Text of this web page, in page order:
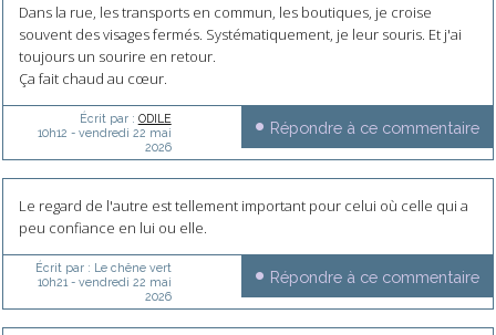
Dans la rue, les transports en commun, les boutiques, je croise
souvent des visages fermés. Systématiquement, je leur souris. Et j'ai
toujours un sourire en retour.
Ça fait chaud au cœur.
Écrit par : ODILE
10h12 - vendredi 22 mai
2026
Répondre à ce commentaire
Le regard de l'autre est tellement important pour celui où celle qui a
peu confiance en lui ou elle.
Écrit par : Le chêne vert
10h21 - vendredi 22 mai
2026
Répondre à ce commentaire